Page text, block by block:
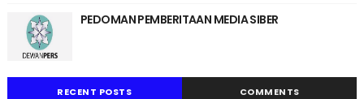
PEDOMAN PEMBERITAAN MEDIA SIBER
RECENT POSTS COMMENTS